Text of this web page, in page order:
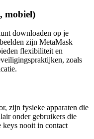
mobiel)
downloaden op je
zijn MetaMask
flexibiliteit en
zoals
zijn fysieke apparaten die
onder gebruikers die
nooit in contact